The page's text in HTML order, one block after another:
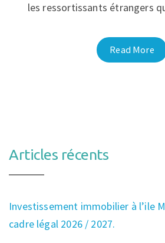
les ressortissants étrangers
Read More
Articles récents
Investissement immobilier à l’ile
cadre légal 2026 / 2027.